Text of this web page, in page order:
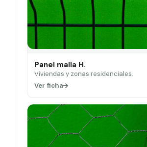
Panel malla H.
Viviendas y zonas residenciales.
Ver ficha